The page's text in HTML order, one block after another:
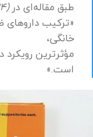
طبق مقاله‌ای در
«ترکیب داروهای
خانگی،
مؤثرترین رویکرد
است.»